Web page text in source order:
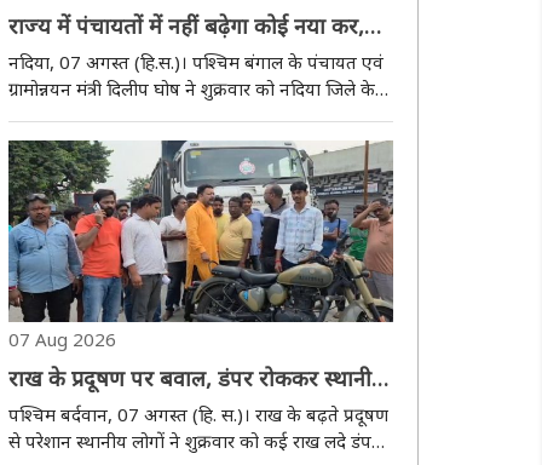
राज्य में पंचायतों में नहीं बढ़ेगा कोई नया कर,
दिलीप घोष अपने संसाधनों से राजस्व बढ़ाने पर
दिया जोर
नदिया, 07 अगस्त (हि.स.)। पश्चिम बंगाल के पंचायत एवं
ग्रामोन्नयन मंत्री दिलीप घोष ने शुक्रवार को नदिया जिले के
कृष्णनगर में पंचायत एवं ग्रामोन्नयन विभाग के अंतर्गत
संचालित विभिन्न जनकल्याणकारी योजनाओं की प्रगति की
समीक्षा की।राज्य में सत्ता परिवर्तन..
07 Aug 2026
राख के प्रदूषण पर बवाल, डंपर रोककर स्थानीय
लोगों ने किया प्रदर्शन
पश्चिम बर्दवान, 07 अगस्त (हि. स.)। राख के बढ़ते प्रदूषण
से परेशान स्थानीय लोगों ने शुक्रवार को कई राख लदे डंपरों